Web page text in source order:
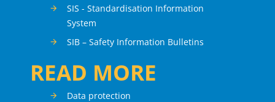
SIS - Standardisation Information
System
SIB – Safety Information Bulletins
READ MORE
Data protection